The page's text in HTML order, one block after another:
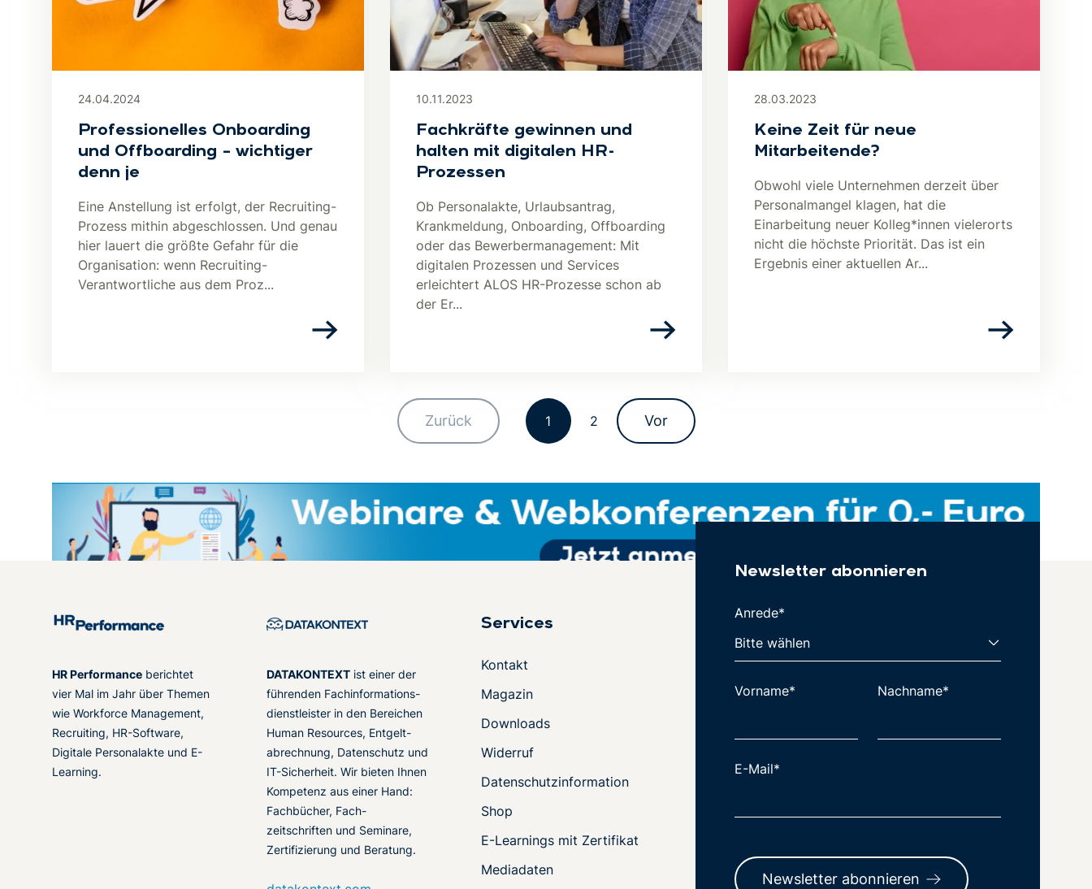
24.04.2024
Professionelles Onboarding
und Offboarding – wichtiger
denn je
Eine Anstellung ist erfolgt, der Recruiting-
Prozess mithin abgeschlossen. Und genau
hier lauert die größte Gefahr für die
Organisation: wenn Recruiting-
Verantwortliche aus dem Proz...
10.11.2023
Fachkräfte gewinnen und
halten mit digitalen HR-
Prozessen
Ob Personalakte, Urlaubsantrag,
Krankmeldung, Onboarding, Offboarding
oder das Bewerbermanagement: Mit
digitalen Prozessen und Services
erleichtert ALOS HR-Prozesse schon ab
der Er...
28.03.2023
Keine Zeit für neue
Mitarbeitende?
Obwohl viele Unternehmen derzeit über
Personalmangel klagen, hat die
Einarbeitung neuer Kolleg*innen vielerorts
nicht die höchste Priorität. Das ist ein
Ergebnis einer aktuellen Ar...
Zurück 1 2 Vor
HR Performance berichtet
vier Mal im Jahr über Themen
wie Workforce Management,
Recruiting, HR-Software,
Digitale Personalakte und E-
Learning.
DATAKONTEXT ist einer der
führenden Fachinformations-
dienstleister in den Bereichen
Human Resources, Entgelt-
abrechnung, Datenschutz und
IT-Sicherheit. Wir bieten Ihnen
Kompetenz aus einer Hand:
Fachbücher, Fach-
zeitschriften und Seminare,
Zertifizierung und Beratung.
Services
Kontakt
Magazin
Downloads
Widerruf
Datenschutzinformation
Shop
E-Learnings mit Zertifikat
Mediadaten
Newsletter abonnieren
Anrede*
Vorname* Nachname*
E-Mail*
Newsletter abonnieren